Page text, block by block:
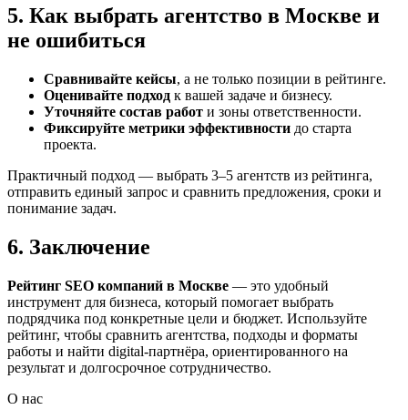
5. Как выбрать агентство в Москве и
не ошибиться
Сравнивайте кейсы, а не только позиции в рейтинге.
Оценивайте подход к вашей задаче и бизнесу.
Уточняйте состав работ и зоны ответственности.
Фиксируйте метрики эффективности до старта
проекта.
Практичный подход — выбрать 3–5 агентств из рейтинга,
отправить единый запрос и сравнить предложения, сроки и
понимание задач.
6. Заключение
Рейтинг SEO компаний в Москве — это удобный
инструмент для бизнеса, который помогает выбрать
подрядчика под конкретные цели и бюджет. Используйте
рейтинг, чтобы сравнить агентства, подходы и форматы
работы и найти digital-партнёра, ориентированного на
результат и долгосрочное сотрудничество.
О нас